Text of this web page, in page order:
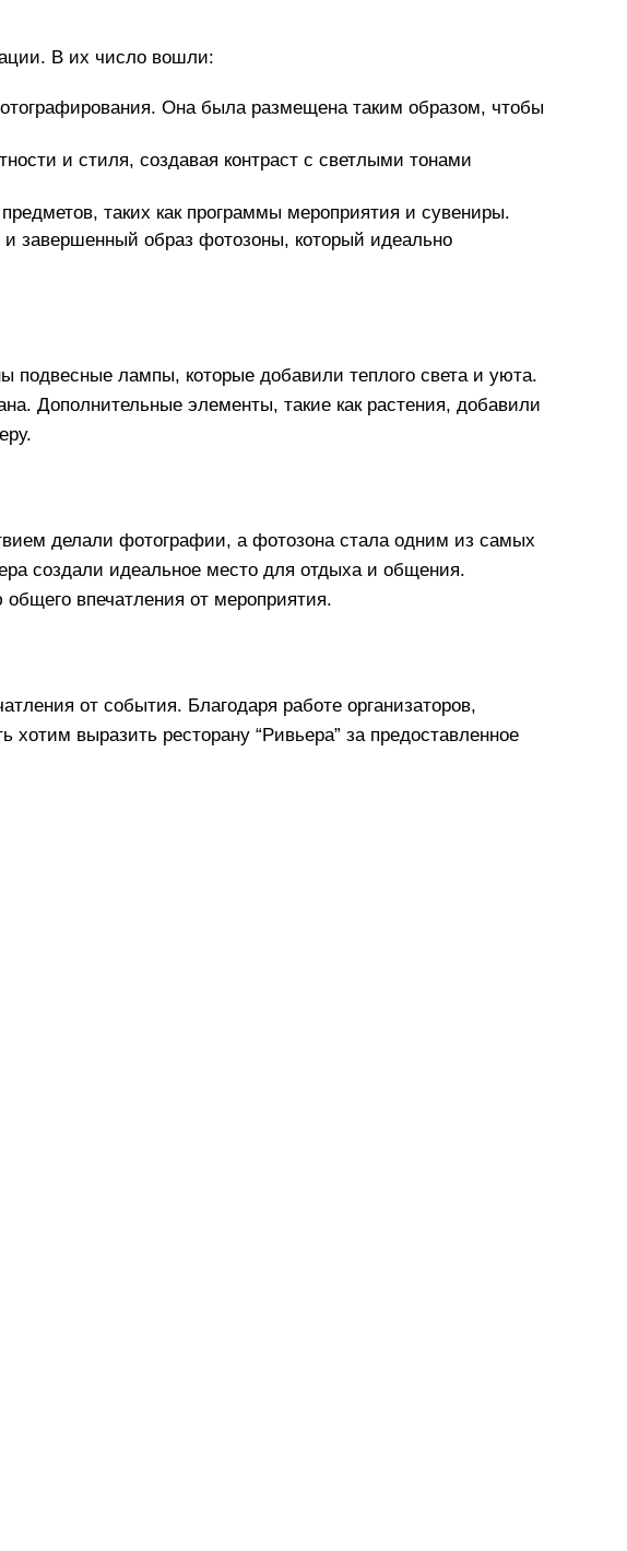
В их число вошли:
Она была размещена таким образом, чтобы
и стиля, создавая контраст с светлыми тонами
таких как программы мероприятия и сувениры.
завершенный образ фотозоны, который идеально
лампы, которые добавили теплого света и уюта.
Дополнительные элементы, такие как растения, добавили
делали фотографии, а фотозона стала одним из самых
создали идеальное место для отдыха и общения.
впечатления от мероприятия.
от события. Благодаря работе организаторов,
выразить ресторану “Ривьера” за предоставленное